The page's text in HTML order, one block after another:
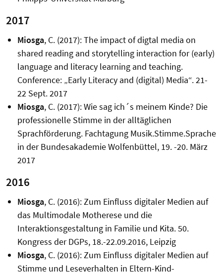
2017
Miosga, C. (2017): The impact of digtal media on
shared reading and storytelling interaction for (early)
language and literacy learning and teaching.
Conference: „Early Literacy and (digital) Media“. 21-
22 Sept. 2017
Miosga, C. (2017): Wie sag ich´s meinem Kinde? Die
professionelle Stimme in der alltäglichen
Sprachförderung. Fachtagung Musik.Stimme.Sprache
in der Bundesakademie Wolfenbüttel, 19. -20. März
2017
2016
Miosga, C. (2016): Zum Einfluss digitaler Medien auf
das Multimodale Motherese und die
Interaktionsgestaltung in Familie und Kita. 50.
Kongress der DGPs, 18.-22.09.2016, Leipzig
Miosga, C. (2016): Zum Einfluss digitaler Medien auf
Stimme und Leseverhalten in Eltern-Kind-